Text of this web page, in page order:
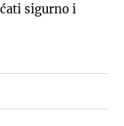
sigurno i